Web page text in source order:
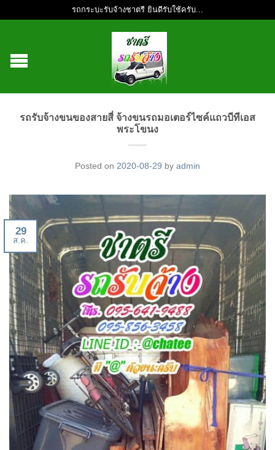
รถกระบะรับจ้างชาตรี ยินดีรับใช้ครับ...
รถรับจ้างขนของสายสี่ จ้างขนรถมอเตอร์ไซค์แถวบีทีเอส
พระโขนง
Posted on 2020-08-29 by admin
29
ส.ค.